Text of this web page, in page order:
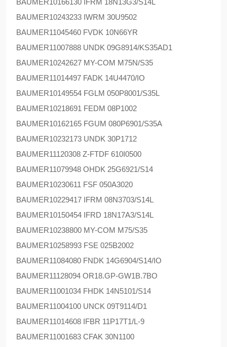
BAUMER10166130 IFRM 18N13G3/S14L
BAUMER10243233 IWRM 30U9502
BAUMER11045460 FVDK 10N66YR
BAUMER11007888 UNDK 09G8914/KS35AD1
BAUMER10242627 MY-COM M75N/S35
BAUMER11014497 FADK 14U4470/IO
BAUMER10149554 FGLM 050P8001/S35L
BAUMER10218691 FEDM 08P1002
BAUMER10162165 FGUM 080P6901/S35A
BAUMER10232173 UNDK 30P1712
BAUMER11120308 Z-FTDF 610I0500
BAUMER11079948 OHDK 25G6921/S14
BAUMER10230611 FSF 050A3020
BAUMER10229417 IFRM 08N3703/S14L
BAUMER10150454 IFRD 18N17A3/S14L
BAUMER10238800 MY-COM M75/S35
BAUMER10258993 FSE 025B2002
BAUMER11084080 FNDK 14G6904/S14/IO
BAUMER11128094 OR18.GP-GW1B.7BO
BAUMER11001034 FHDK 14N5101/S14
BAUMER11004100 UNCK 09T9114/D1
BAUMER11014608 IFBR 11P17T1/L-9
BAUMER11001683 CFAK 30N1100